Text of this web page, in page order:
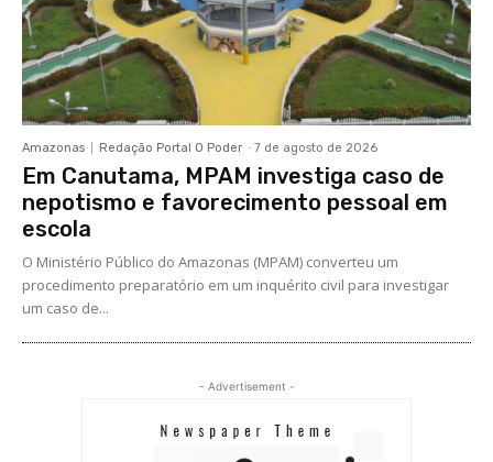
Amazonas Redação Portal O Poder - 7 de agosto de 2026
Em Canutama, MPAM investiga caso de
nepotismo e favorecimento pessoal em
escola
O Ministério Público do Amazonas (MPAM) converteu um
procedimento preparatório em um inquérito civil para investigar
um caso de...
- Advertisement -